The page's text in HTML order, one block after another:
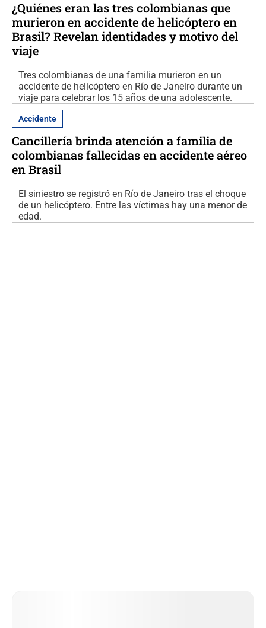
¿Quiénes eran las tres colombianas que
murieron en accidente de helicóptero en
Brasil? Revelan identidades y motivo del
viaje
Tres colombianas de una familia murieron en un
accidente de helicóptero en Río de Janeiro durante un
viaje para celebrar los 15 años de una adolescente.
Accidente
Cancillería brinda atención a familia de
colombianas fallecidas en accidente aéreo
en Brasil
El siniestro se registró en Río de Janeiro tras el choque
de un helicóptero. Entre las víctimas hay una menor de
edad.